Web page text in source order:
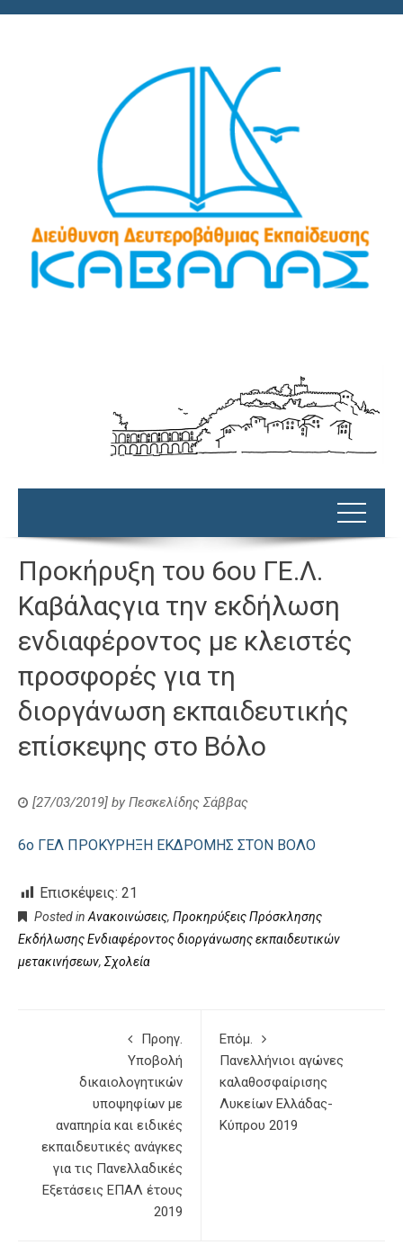
Προκήρυξη του 6ου ΓΕ.Λ.
Καβάλαςγια την εκδήλωση
ενδιαφέροντος με κλειστές
προσφορές για τη
διοργάνωση εκπαιδευτικής
επίσκεψης στο Βόλο
[27/03/2019] by Πεσκελίδης Σάββας
6ο ΓΕΛ ΠΡΟΚΥΡΗΞΗ ΕΚΔΡΟΜΗΣ ΣΤΟΝ ΒΟΛΟ
Επισκέψεις: 21
Posted in Ανακοινώσεις, Προκηρύξεις Πρόσκλησης
Εκδήλωσης Ενδιαφέροντος διοργάνωσης εκπαιδευτικών
μετακινήσεων, Σχολεία
Προηγ.
Υποβολή
δικαιολογητικών
υποψηφίων με
αναπηρία και ειδικές
εκπαιδευτικές ανάγκες
για τις Πανελλαδικές
Εξετάσεις ΕΠΑΛ έτους
2019
Επόμ.
Πανελλήνιοι αγώνες
καλαθοσφαίρισης
Λυκείων Ελλάδας-
Κύπρου 2019